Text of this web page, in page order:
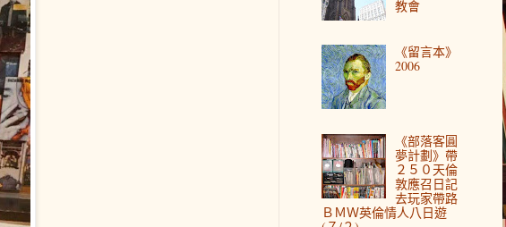
教會
《留言本》
2006
《部落客圓
夢計劃》帶
２５０天倫
敦應召日記
去玩家帶路
ＢＭＷ英倫情人八日遊